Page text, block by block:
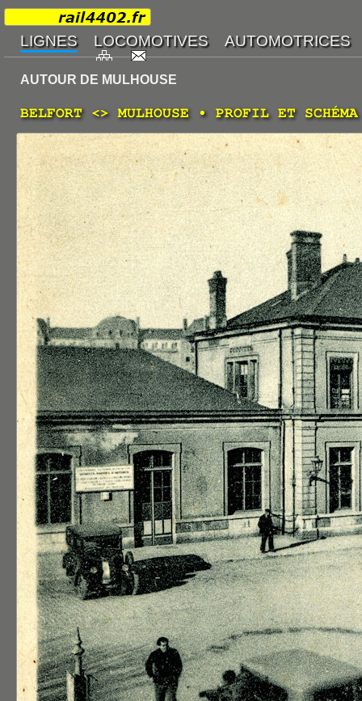
AUTOUR DE MULHOUSE
BELFORT <> MULHOUSE • PROFIL ET